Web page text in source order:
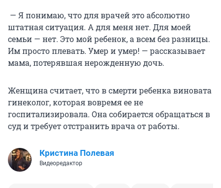
— Я понимаю, что для врачей это абсолютно
штатная ситуация. А для меня нет. Для моей
семьи — нет. Это мой ребенок, а всем без разницы.
Им просто плевать. Умер и умер! — рассказывает
мама, потерявшая нерожденную дочь.
Женщина считает, что в смерти ребенка виновата
гинеколог, которая вовремя ее не
госпитализировала. Она собирается обращаться в
суд и требует отстранить врача от работы.
Кристина Полевая
Видеоредактор